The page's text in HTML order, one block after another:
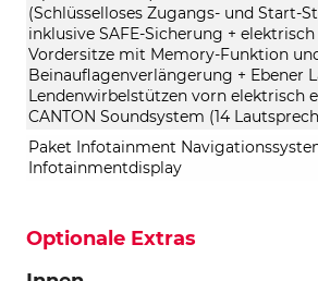
(Schlüsselloses Zugangs- und Start-
inklusive SAFE-Sicherung +
Vordersitze mit Memory-Funktion
Beinauflagenverlängerung + Ebener
Lendenwirbelstützen vorn elektrisch
CANTON Soundsystem (14
Paket Infotainment
Infotainmentdisplay
Optionale Extras